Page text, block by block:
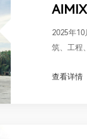
2025年
筑、工程
查看详情